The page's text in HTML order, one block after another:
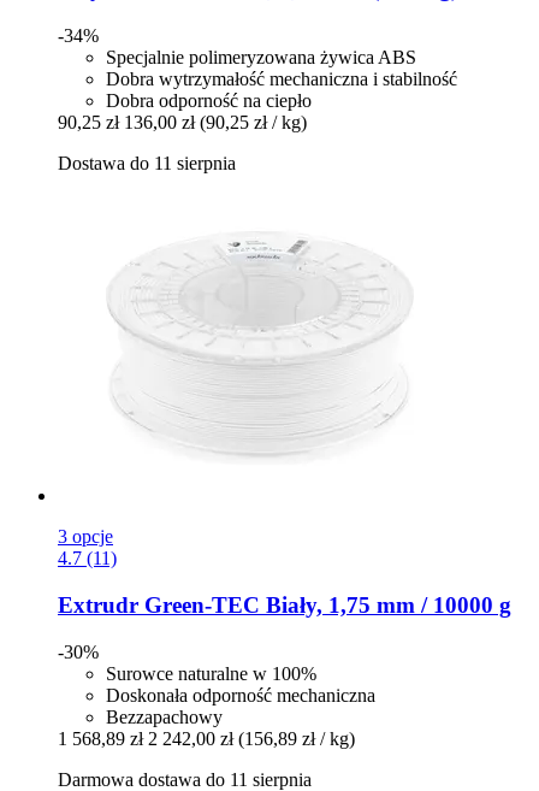
-34%
Specjalnie polimeryzowana żywica ABS
Dobra wytrzymałość mechaniczna i stabilność
Dobra odporność na ciepło
90,25 zł 136,00 zł (90,25 zł / kg)
Dostawa do 11 sierpnia
3 opcje
4.7 (11)
Extrudr Green-​TEC Biały, 1,75 mm / 10000 g
-30%
Surowce naturalne w 100%
Doskonała odporność mechaniczna
Bezzapachowy
1 568,89 zł 2 242,00 zł (156,89 zł / kg)
Darmowa dostawa do 11 sierpnia